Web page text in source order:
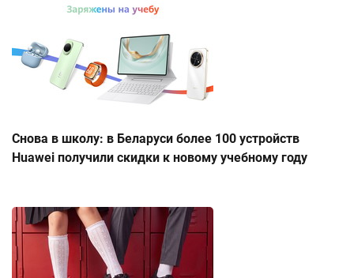
Снова в школу: в Беларуси более 100 устройств
Huawei получили скидки к новому учебному году